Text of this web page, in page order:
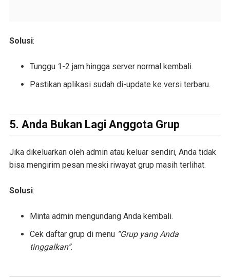
Solusi:
Tunggu 1-2 jam hingga server normal kembali.
Pastikan aplikasi sudah di-update ke versi terbaru.
5. Anda Bukan Lagi Anggota Grup
Jika dikeluarkan oleh admin atau keluar sendiri, Anda tidak
bisa mengirim pesan meski riwayat grup masih terlihat.
Solusi:
Minta admin mengundang Anda kembali.
Cek daftar grup di menu “Grup yang Anda
tinggalkan”.